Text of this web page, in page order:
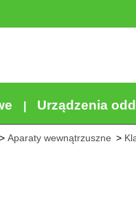
Urządzenia
Aparaty wewnątrzuszne